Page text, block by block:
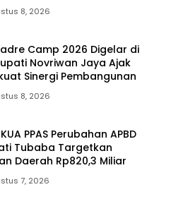
8, 2026
Camp 2026 Digelar di
Novriwan Jaya Ajak
Sinergi Pembangunan
8, 2026
PPAS Perubahan APBD
Tubaba Targetkan
Daerah Rp820,3 Miliar
7, 2026